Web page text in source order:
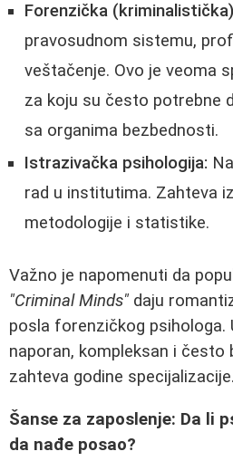
Forenzička
pravosudnom sistemu,
veštačenje. Ovo je veoma
za koju su često potrebne
sa organima bezbednosti.
Istrazivačka psihologija:
rad u institutima. Zahteva
metodologije i statistike.
Važno je napomenuti da
"Criminal Minds" daju
posla forenzičkog psihologa.
naporan, kompleksan i
zahteva godine specijalizacije.
Šanse za zaposlenje: Da li
da nađe posao?